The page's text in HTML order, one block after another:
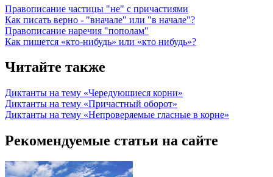
Правописание частицы "не" с причастиями
Как писать верно - "вначале" или "в начале"?
Правописание наречия "пополам"
Как пишется «кто-нибудь» или «кто нибудь»?
Читайте также
Диктанты на тему «Чередующиеся корни»
Диктанты на тему «Причастный оборот»
Диктанты на тему «Непроверяемые гласные в корне»
Рекомендуемые статьи на сайте